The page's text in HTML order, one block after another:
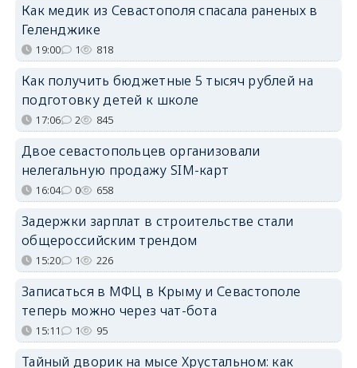
Как медик из Севастополя спасала раненых в
Геленджике
19:00 1 818
Как получить бюджетные 5 тысяч рублей на
подготовку детей к школе
17:06 2 845
Двое севастопольцев организовали
нелегальную продажу SIM-карт
16:04 0 658
Задержки зарплат в строительстве стали
общероссийским трендом
15:20 1 226
Записаться в МФЦ в Крыму и Севастополе
теперь можно через чат-бота
15:11 1 95
Тайный дворик на мысе Хрустальном: как